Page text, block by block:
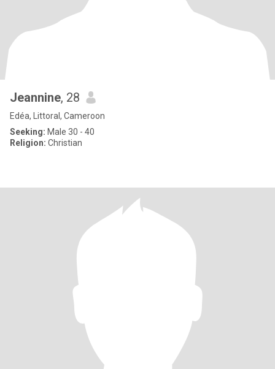
Jeannine, 28
Edéa, Littoral, Cameroon
Seeking: Male 30 - 40
Religion: Christian